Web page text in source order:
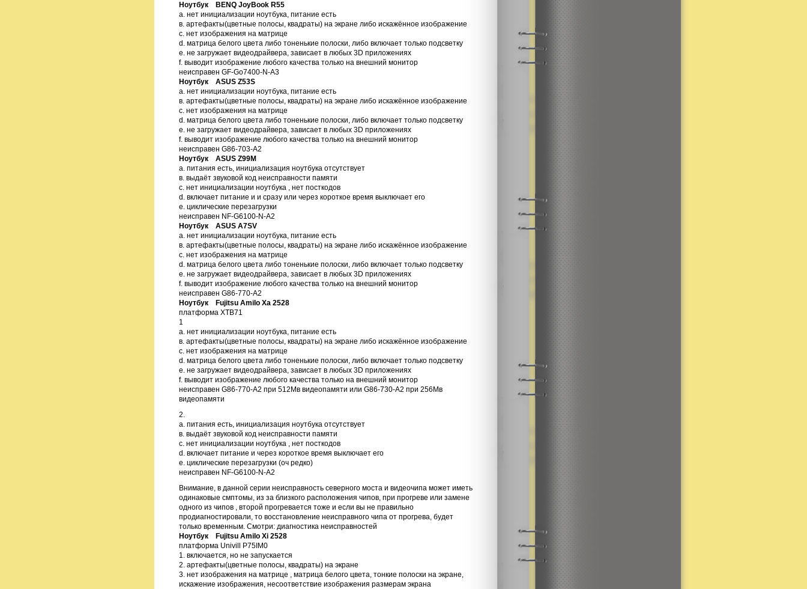
Ноутбук BENQ JoyBook R55
а. нет инициализации ноутбука, питание есть
в. артефакты(цветные полосы, квадраты) на экране либо искажённое изображение
с. нет изображения на матрице
d. матрица белого цвета либо тоненькие полоски, либо включает только подсветку
e. не загружает видеодрайвера, зависает в любых 3D приложениях
f. выводит изображение любого качества только на внешний монитор
неисправен GF-Go7400-N-A3
Ноутбук ASUS Z53S
а. нет инициализации ноутбука, питание есть
в. артефакты(цветные полосы, квадраты) на экране либо искажённое изображение
с. нет изображения на матрице
d. матрица белого цвета либо тоненькие полоски, либо включает только подсветку
e. не загружает видеодрайвера, зависает в любых 3D приложениях
f. выводит изображение любого качества только на внешний монитор
неисправен G86-703-A2
Ноутбук ASUS Z99M
а. питания есть, инициализация ноутбука отсутствует
в. выдаёт звуковой код неисправности памяти
с. нет инициализации ноутбука , нет посткодов
d. включает питание и и сразу или через короткое время выключает его
е. циклические перезагрузки
неисправен NF-G6100-N-A2
Ноутбук ASUS A7SV
а. нет инициализации ноутбука, питание есть
в. артефакты(цветные полосы, квадраты) на экране либо искажённое изображение
с. нет изображения на матрице
d. матрица белого цвета либо тоненькие полоски, либо включает только подсветку
e. не загружает видеодрайвера, зависает в любых 3D приложениях
f. выводит изображение любого качества только на внешний монитор
неисправен G86-770-A2
Ноутбук Fujitsu Amilo Xa 2528
платформа XTB71
1
а. нет инициализации ноутбука, питание есть
в. артефакты(цветные полосы, квадраты) на экране либо искажённое изображение
с. нет изображения на матрице
d. матрица белого цвета либо тоненькие полоски, либо включает только подсветку
e. не загружает видеодрайвера, зависает в любых 3D приложениях
f. выводит изображение любого качества только на внешний монитор
неисправен G86-770-A2 при 512Мв видеопамяти или G86-730-A2 при 256Мв
видеопамяти
2.
а. питания есть, инициализация ноутбука отсутствует
в. выдаёт звуковой код неисправности памяти
с. нет инициализации ноутбука , нет посткодов
d. включает питание и через короткое время выключает его
е. циклические перезагрузки (оч редко)
неисправен NF-G6100-N-A2
Внимание, в данной серии неисправность северного моста и видеочипа может иметь
одинаковые смптомы, из за близкого расположения чипов, при прогреве или замене
одного из чипов , второй прогревается тоже и если вы не правильно
продиагностировали, то восстановление неисправного чипа от прогрева, будет
только временным. Смотри: диагностика неисправностей
Ноутбук Fujitsu Amilo Xi 2528
платформа Univill P75IM0
1. включается, но не запускается
2. артефакты(цветные полосы, квадраты) на экране
3. нет изображения на матрице , матрица белого цвета, тонкие полоски на экране,
искажение изображения, несоответствие изображения размерам экрана